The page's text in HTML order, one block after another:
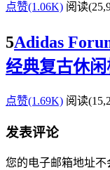
点赞(1.06K) 阅读
5Adidas
经典复古休闲
点赞(1.69K) 阅读
发表评论
您的电子邮箱地址不